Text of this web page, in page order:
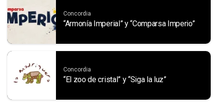
Concordia
“Armonía Imperial” y “Comparsa Imperio”
Concordia
“El zoo de cristal” y “Siga la luz”